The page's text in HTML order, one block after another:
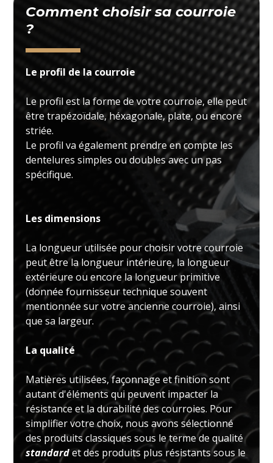
Comment choisir sa courroie
?
Le profil de la courroie
Le profil est la forme de votre courroie, elle peut
être trapézoïdale, héxagonale, plate, ou encore
striée.
Le profil va également prendre en compte les
dentelures simples ou doubles avec un pas
spécifique.
Les dimensions
La longueur utilisée pour choisir votre courroie
peut être la longueur intérieure, la longueur
extérieure ou encore la longueur primitive
(donnée fournisseur technique souvent
mentionnée sur votre ancienne courroie), ainsi
que sa largeur.
La qualité
Matières utilisées, façonnage et finition sont
autant d'éléments qui peuvent impacter la
résistance et la durabilité des courroies. Pour
simplifier votre choix, nous avons sélectionné
des produits classiques sous le terme de qualité
standardet des produits plus résistants sous le